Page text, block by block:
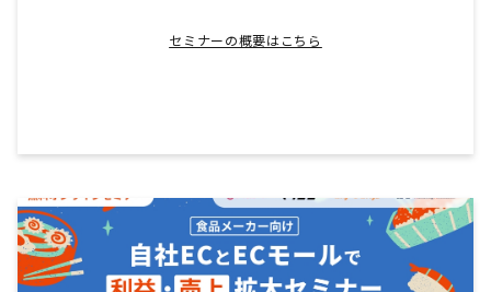
セミナーの概要はこちら